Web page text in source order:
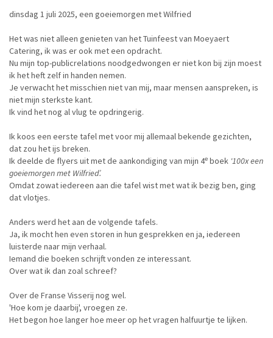
dinsdag 1 juli 2025, een goeiemorgen met Wilfried
Het was niet alleen genieten van het Tuinfeest van Moeyaert
Catering, ik was er ook met een opdracht.
Nu mijn top-publicrelations noodgedwongen er niet kon bij zijn moest
ik het heft zelf in handen nemen.
Je verwacht het misschien niet van mij, maar mensen aanspreken, is
niet mijn sterkste kant.
Ik vind het nog al vlug te opdringerig.
Ik koos een eerste tafel met voor mij allemaal bekende gezichten,
dat zou het ijs breken.
Ik deelde de flyers uit met de aankondiging van mijn 4e boek '100x een
goeiemorgen met Wilfried’.
Omdat zowat iedereen aan die tafel wist met wat ik bezig ben, ging
dat vlotjes.
Anders werd het aan de volgende tafels.
Ja, ik mocht hen even storen in hun gesprekken en ja, iedereen
luisterde naar mijn verhaal.
Iemand die boeken schrijft vonden ze interessant.
Over wat ik dan zoal schreef?
Over de Franse Visserij nog wel.
'Hoe kom je daarbij', vroegen ze.
Het begon hoe langer hoe meer op het vragen halfuurtje te lijken.